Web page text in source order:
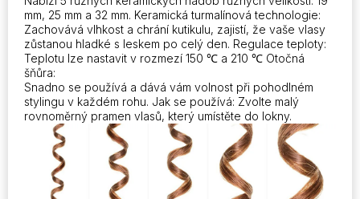
mm, 25 mm a 32 mm. Keramická turmalínová technologie:
Zachovává vlhkost a chrání kutikulu, zajistí, že vaše vlasy
zůstanou hladké s leskem po celý den. Regulace teploty:
Teplotu lze nastavit v rozmezí 150 ℃ a 210 ℃ Otočná
šňůra:
Snadno se používá a dává vám volnost při pohodlném
stylingu v každém rohu. Jak se používá: Zvolte malý
rovnoměrný pramen vlasů, který umístěte do lokny.